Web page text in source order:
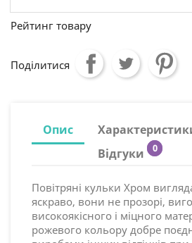
Рейтинг товару
Поділитися
Опис
Відгуки
0
Повітряні кульки Хром
яскраво, вони не прозорі,
високоякісного і міцного
рожевого кольору добре